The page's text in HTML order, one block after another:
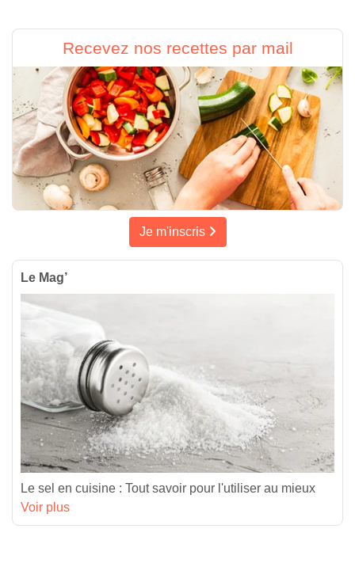
Recevez nos recettes par mail
Je m'inscris
Le Mag’
Le sel en cuisine : Tout savoir pour l'utiliser au mieux
Voir plus